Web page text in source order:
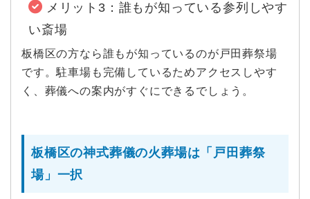
メリット3：誰もが知っている参列しやす
い斎場
板橋区の方なら誰もが知っているのが戸田葬祭場
です。駐車場も完備しているためアクセスしやす
く、葬儀への案内がすぐにできるでしょう。
板橋区の神式葬儀の火葬場は「戸田葬祭
場」一択